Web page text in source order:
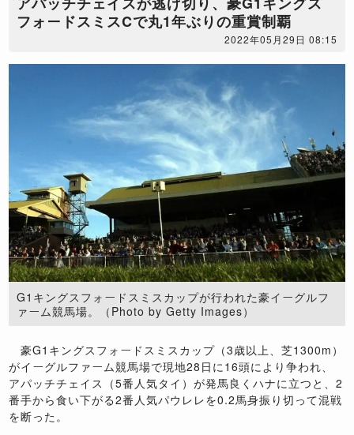
フォードスミスCで丸1年ぶりの重賞制覇
2022年05月29日 08:15
G1キングスフォードスミスカップが行われた豪イーグルフ
ァーム競馬場。（Photo by Getty Images）
豪G1キングスフォードスミスカップ（3歳以上、芝1300m）
がイーグルファーム競馬場で現地28日に16頭により争われ、
アパッチチェイス（5番人気タイ）が発馬良くハナに立つと、2
番手から食い下がる2番人気パウレレを0.2馬身振り切って混戦
を断った。